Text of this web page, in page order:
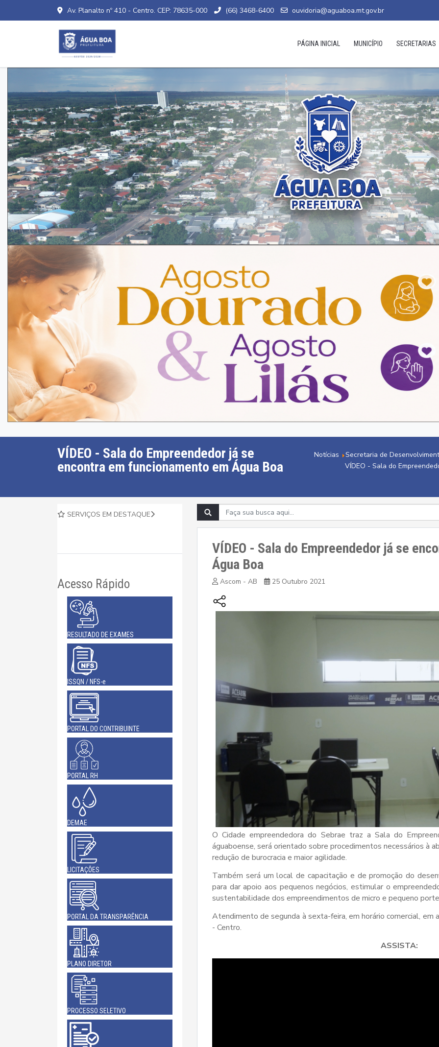
Av. Planalto nº 410 - Centro. CEP: 78635-000 (66) 3468-6400 ouvidoria@aguaboa.mt.gov.br
PÁGINA INICIAL MUNICÍPIO SECRETARIAS
VÍDEO - Sala do Empreendedor já se
encontra em funcionamento em Água Boa
Notícias
Secretaria de
VÍDEO - Sala do
SERVIÇOS EM DESTAQUE
Acesso Rápido
RESULTADO DE EXAMES
ISSQN / NFS-e
PORTAL DO CONTRIBUINTE
PORTAL RH
DEMAE
LICITAÇÕES
PORTAL DA TRANSPARÊNCIA
PLANO DIRETOR
PROCESSO SELETIVO
VÍDEO - Sala do Empreendedor já se
Água Boa
Ascom - AB 25 Outubro 2021
O Cidade empreendedora do Sebrae traz a Sala do
águaboense, será orientado sobre procedimentos necessários à
redução de burocracia e maior agilidade.
Também será um local de capacitação e de promoção do
para dar apoio aos pequenos negócios, estimular o
sustentabilidade dos empreendimentos de micro e pequeno
Atendimento de segunda à sexta-feira, em horário comercial, em
- Centro.
ASSISTA: